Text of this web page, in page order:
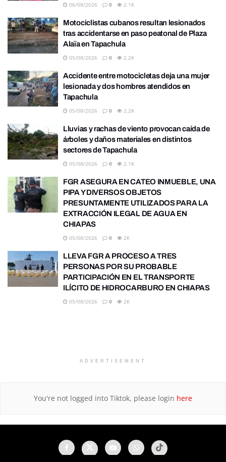
06/08/2026 0 2.1K
Motociclistas cubanos resultan lesionados
tras accidentarse en paso peatonal de Plaza
Alaïa en Tapachula
05/08/2026 0 2.2K
Accidente entre motocicletas deja una mujer
lesionada y dos hombres atendidos en
Tapachula
05/08/2026 0 2.2K
Lluvias y rachas de viento provocan caída de
árboles y daños materiales en distintos
sectores de Tapachula
05/08/2026 0 2.1K
FGR ASEGURA EN CATEO INMUEBLE, UNA
PIPA Y DIVERSOS OBJETOS
PRESUNTAMENTE UTILIZADOS PARA LA
EXTRACCIÓN ILEGAL DE AGUA EN
CHIAPAS
05/08/2026 0 2K
LLEVA FGR A PROCESO A TRES
PERSONAS POR SU PROBABLE
PARTICIPACIÓN EN EL TRANSPORTE
ILÍCITO DE HIDROCARBURO EN CHIAPAS
05/08/2026 0 2K
ADVERTISEMENT
You're not logged into Tiktok, please login here